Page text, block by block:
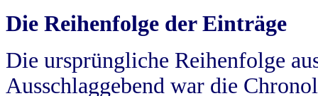
Die Reihenfolge der Einträge
Die ursprüngliche Reihenfolge
Ausschlaggebend war die